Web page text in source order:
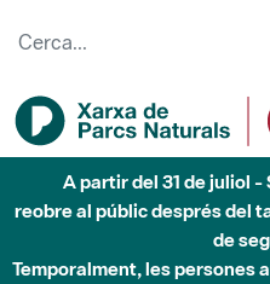
A partir del 31 de juliol
reobre al públic després del
de
Temporalment, les persones